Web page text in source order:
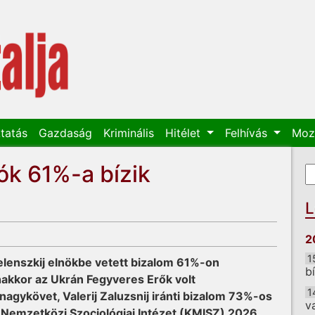
Gazdaság Kriminális Hitélet Felhívás
61%-a bízik
elnökbe vetett bizalom 61%-on
az Ukrán Fegyveres Erők volt
Valerij Zaluzsnij iránti bizalom 73%-os